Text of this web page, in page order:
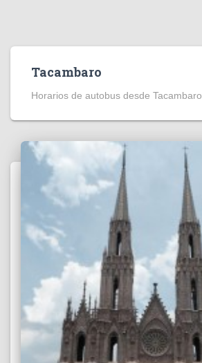
Tacambaro
Horarios de autobus desde Tacambaro